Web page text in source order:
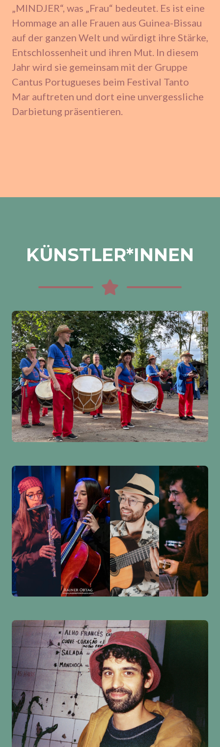
„MINDJER“, was „Frau“ bedeutet. Es ist eine
Hommage an alle Frauen aus Guinea-Bissau
auf der ganzen Welt und würdigt ihre Stärke,
Entschlossenheit und ihren Mut. In diesem
Jahr wird sie gemeinsam mit der Gruppe
Cantus Portugueses beim Festival Tanto
Mar auftreten und dort eine unvergessliche
Darbietung präsentieren.
KÜNSTLER*INNEN